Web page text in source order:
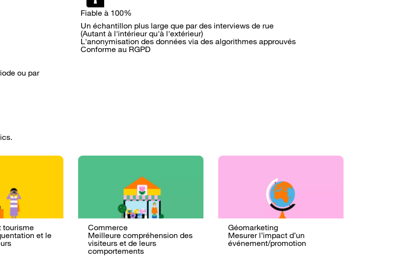
ou par
Fiable à 100%
Un échantillon plus large que par des interviews de rue
(Autant à l'intérieur qu'à l'extérieur)
L'anonymisation des données via des algorithmes approuvés
Conforme au RGPD
tourisme
et le
Commerce
Meilleure compréhension des
visiteurs et de leurs
comportements
Géomarketing
Mesurer l’impact d’un
événement/promotion